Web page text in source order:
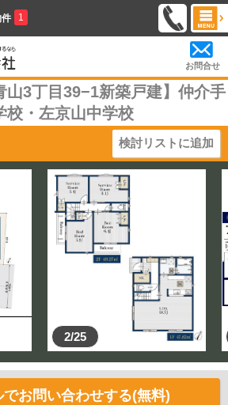
1
お問合せ
山3丁目39−1新築戸建】仲介手
校・左京山中学校
検討リストに追加
2/25
でお問い合わせする(無料)